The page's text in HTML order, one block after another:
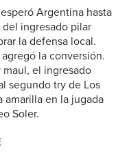
Argentina hasta
ingresado pilar
la defensa local.
la conversión.
el ingresado
segundo try de Los
amarilla en la jugada
Soler.